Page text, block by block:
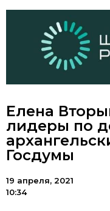
Елена
лидеры по
Госдумы
19 апреля, 2021
10:34